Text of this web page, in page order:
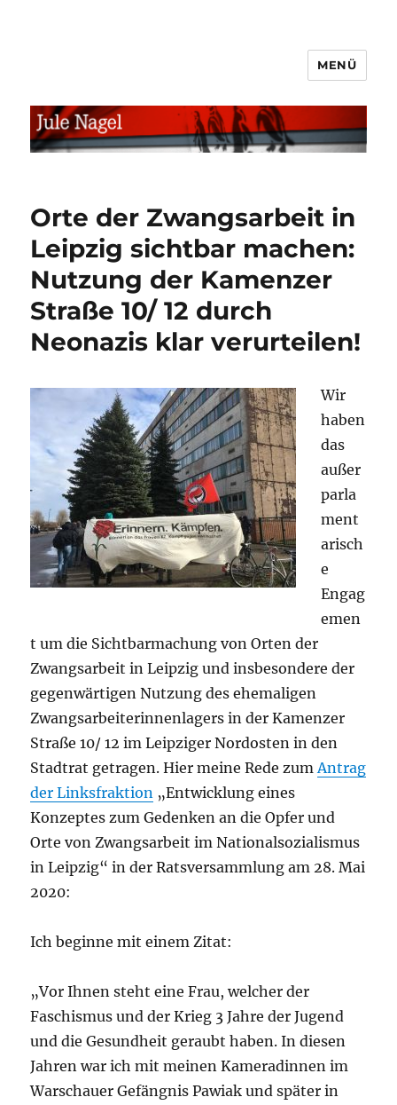
MENÜ
Orte der Zwangsarbeit in
Leipzig sichtbar machen:
Nutzung der Kamenzer
Straße 10/ 12 durch
Neonazis klar verurteilen!
Wir
haben
das
außer
parla
ment
arisch
e
Engag
emen
t um die Sichtbarmachung von Orten der
Zwangsarbeit in Leipzig und insbesondere der
gegenwärtigen Nutzung des ehemaligen
Zwangsarbeiterinnenlagers in der Kamenzer
Straße 10/ 12 im Leipziger Nordosten in den
Stadtrat getragen. Hier meine Rede zum Antrag
der Linksfraktion „Entwicklung eines
Konzeptes zum Gedenken an die Opfer und
Orte von Zwangsarbeit im Nationalsozialismus
in Leipzig“ in der Ratsversammlung am 28. Mai
2020:
Ich beginne mit einem Zitat:
„Vor Ihnen steht eine Frau, welcher der
Faschismus und der Krieg 3 Jahre der Jugend
und die Gesundheit geraubt haben. In diesen
Jahren war ich mit meinen Kameradinnen im
Warschauer Gefängnis Pawiak und später in